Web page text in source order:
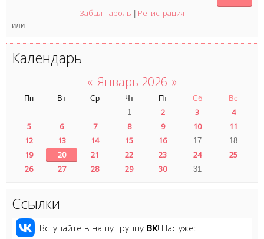
Забыл пароль Регистрация
или
Календарь
« Январь 2026 »
Пн Вт Ср Чт Пт Сб
Вс
1
2 3
4
5
6 7 8 9 10
11
12
13 14 15 16 17 18
19 20 21 22 23 24
25
26
27 28 29 30 31
Ссылки
Вступайте в нашу группу ВК! Нас уже: